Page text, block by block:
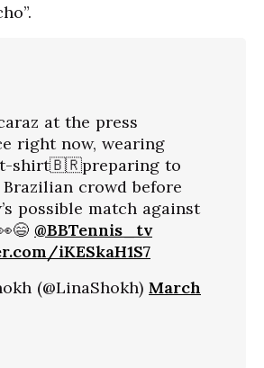
at the press
right now, wearing
shirt🇧🇷preparing to
crowd before
possible match against
@BBTennis_tv
iKESkaH1S7
(@LinaShokh) March